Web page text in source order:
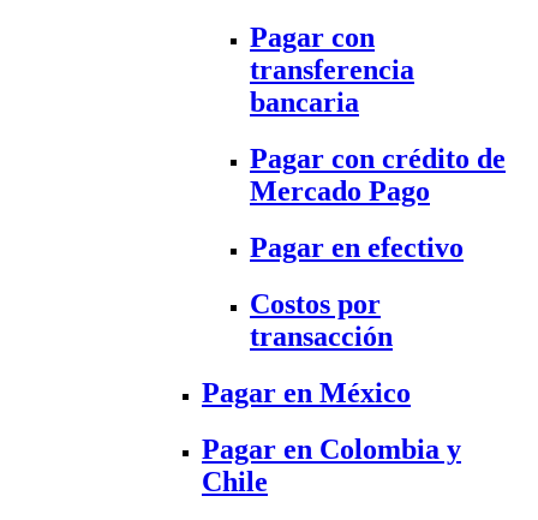
Pagar con
transferencia
bancaria
Pagar con crédito de
Mercado Pago
Pagar en efectivo
Costos por
transacción
Pagar en México
Pagar en Colombia y
Chile